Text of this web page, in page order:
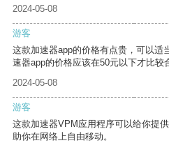
2024-05-08
游客
这款加速器app的价格有点贵，可以适
速器app的价格应该在50元以下才比较
2024-05-08
游客
这款加速器VPM应用程序可以给你提
助你在网络上自由移动。